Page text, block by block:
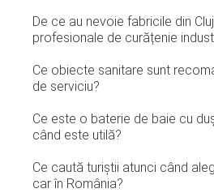
De ce au nevoie fabricile din
profesionale de curățenie
Ce obiecte sanitare sunt
de serviciu?
Ce este o baterie de baie cu
când este utilă?
Ce caută turiștii atunci când
car în România?